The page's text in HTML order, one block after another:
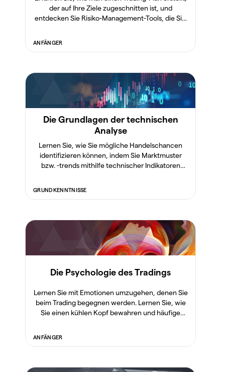
der auf Ihre Ziele zugeschnitten ist, und
entdecken Sie Risiko-Management-Tools, die Sie
ANFÄNGER
Die Grundlagen der technischen
Analyse
Lernen Sie, wie Sie mögliche Handelschancen
identifizieren können, indem Sie Marktmuster
bzw. -trends mithilfe technischer Indikatoren
GRUNDKENNTNISSE
Die Psychologie des Tradings
Lernen Sie mit Emotionen umzugehen, denen Sie
beim Trading begegnen werden. Lernen Sie, wie
Sie einen kühlen Kopf bewahren und häufige
ANFÄNGER